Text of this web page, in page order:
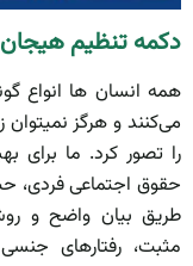
دکمه تنظیم هیجان
همه انسان ها انواع
می‌کنند و هرگز
را تصور کرد. ما برای
حقوق اجتماعی فردی،
طریق بیان واضح و
مثبت، رفتارهای